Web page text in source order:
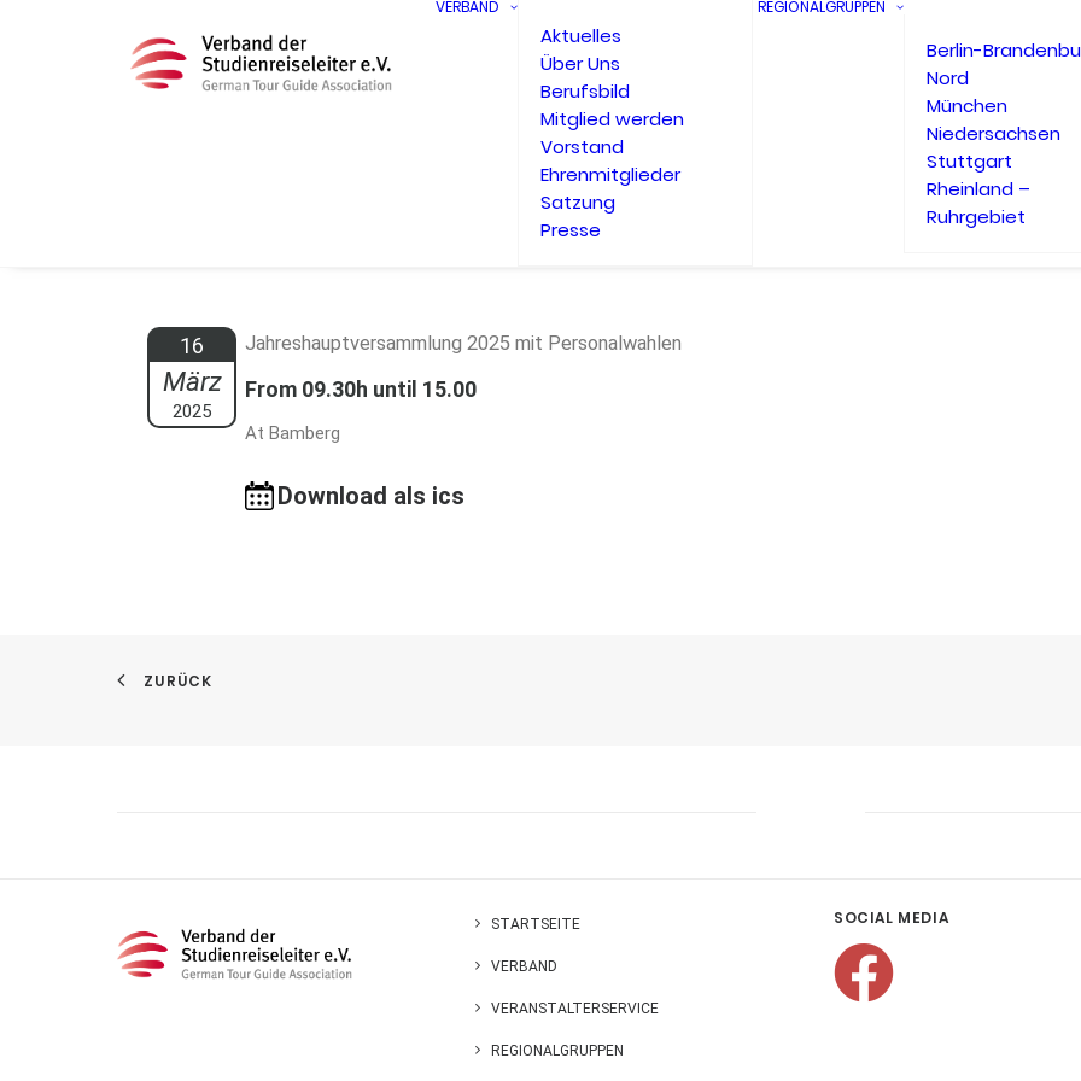
VERBAND
Aktuelles
Über Uns
Berufsbild
Mitglied werden
Vorstand
Ehrenmitglieder
Satzung
Presse
REGIONALGRUPPEN
Berlin-
Nord
München
Niedersachsen
Stuttgart
Rheinland –
Ruhrgebiet
16
März
2025
Jahreshauptversammlung 2025 mit Personalwahlen
From 09.30h until 15.00
At Bamberg
Download als ics
ZURÜCK
STARTSEITE
VERBAND
VERANSTALTERSERVICE
REGIONALGRUPPEN
SOCIAL MEDIA